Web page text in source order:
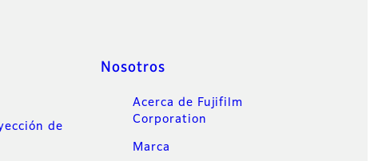
de
Nosotros
Acerca de Fujifilm
Corporation
Marca